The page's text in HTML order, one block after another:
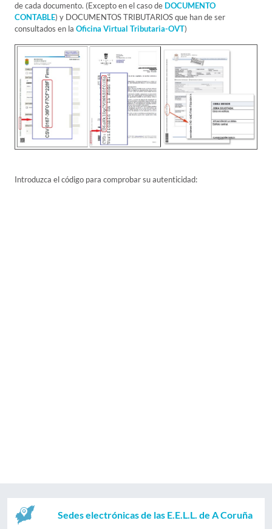
de cada documento. (Excepto en el caso de DOCUMENTO
CONTABLE) y DOCUMENTOS TRIBUTARIOS que han de ser
consultados en la Oficina Virtual Tributaria-OVT)
Introduzca el código para comprobar su autenticidad:
Sedes electrónicas de las E.E.L.L. de A Coruña